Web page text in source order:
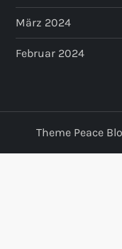
März 2024
Februar 2024
Theme Peace